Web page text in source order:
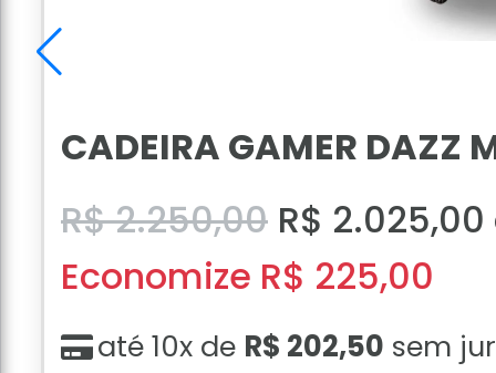
CADEIRA GAMER DAZZ
R$ 2.250,00 R$
Economize R$ 225,00
até 10x de R$ 202,50 sem